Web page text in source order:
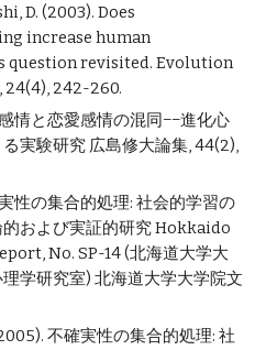
D. (2003). Does
increase human
question revisited. Evolution
24(4), 242-260.
情と恋愛感情の混同−−進化心
実験研究 広島修大論集, 44(2),
性の集合的処理: 社会的学習の
および実証的研究 Hokkaido
No. SP-14 (北海道大学大
学研究室) 北海道大学大学院文
不確実性の集合的処理: 社